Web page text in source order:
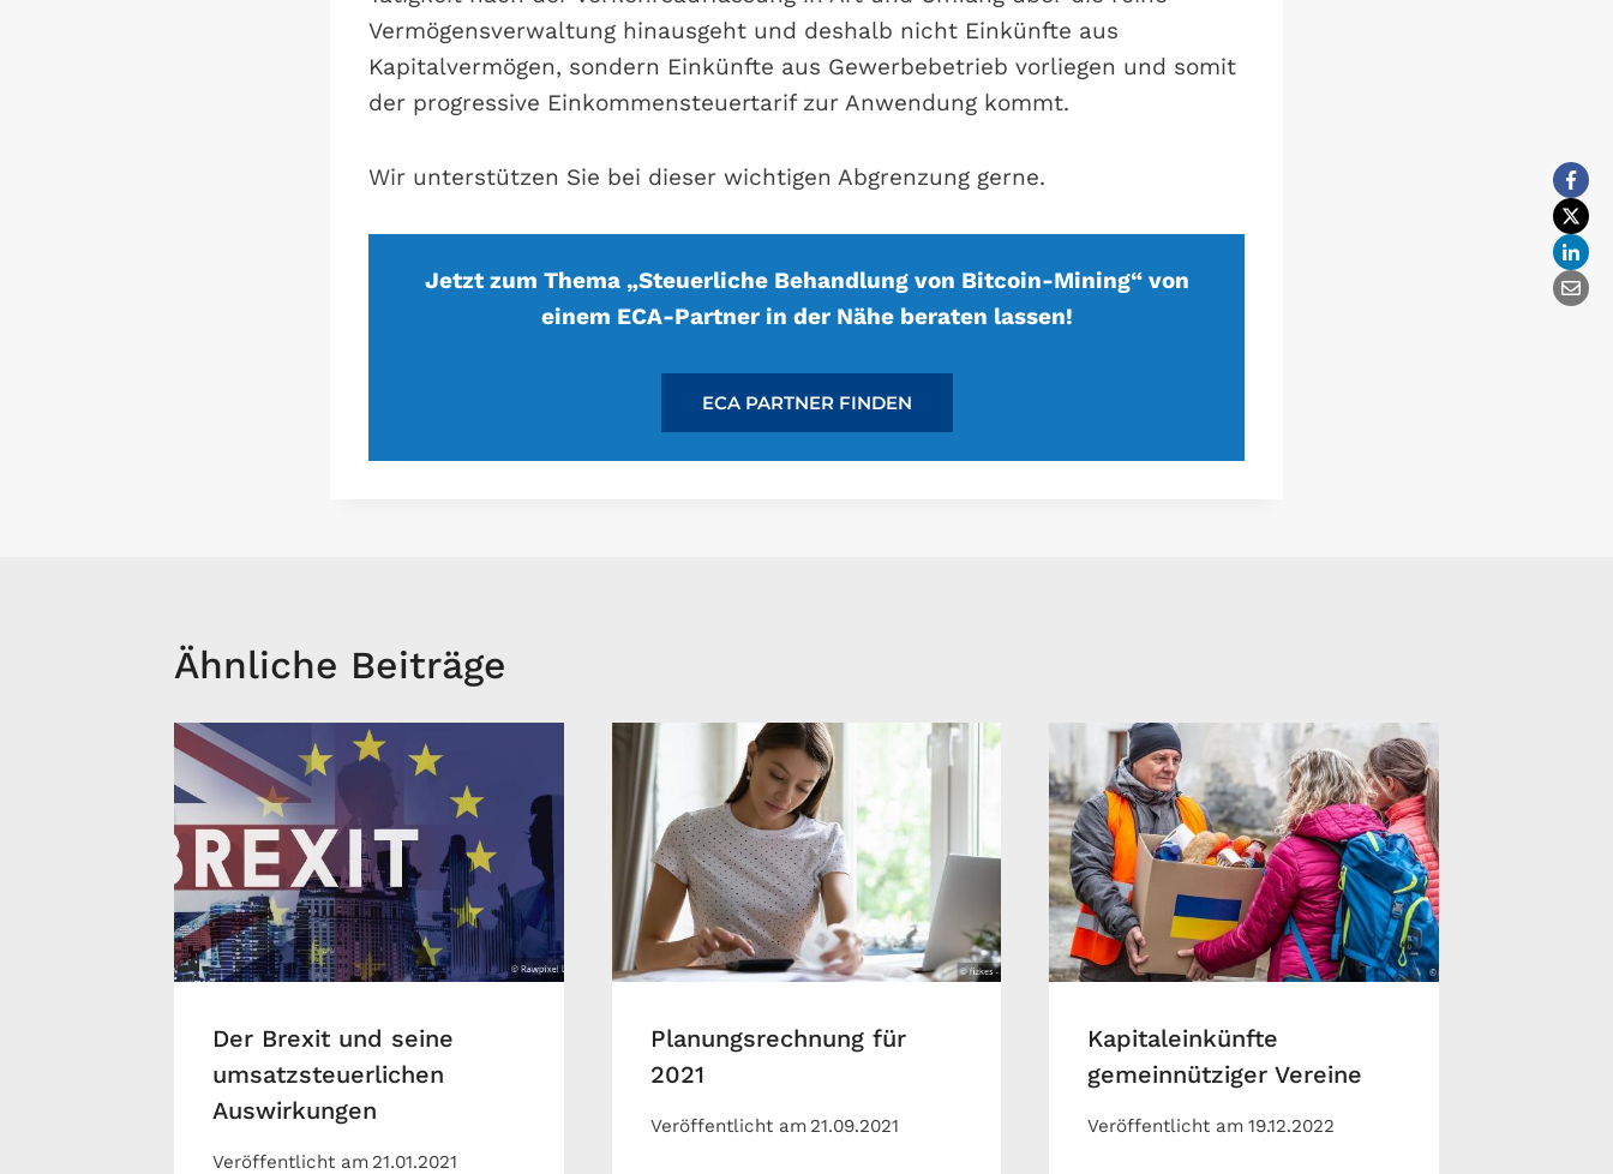
Vermögensverwaltung hinausgeht und deshalb nicht Einkünfte aus
Kapitalvermögen, sondern Einkünfte aus Gewerbebetrieb vorliegen und somit
der progressive Einkommensteuertarif zur Anwendung kommt.
Wir unterstützen Sie bei dieser wichtigen Abgrenzung gerne.
Jetzt zum Thema „Steuerliche Behandlung von Bitcoin-Mining“ von
einem ECA-Partner in der Nähe beraten lassen!
ECA PARTNER FINDEN
Ähnliche Beiträge
Der Brexit und seine
umsatzsteuerlichen
Auswirkungen
Veröffentlicht am 21.01.2021
Planungsrechnung für
2021
Veröffentlicht am 21.09.2021
Kapitaleinkünfte
gemeinnütziger Vereine
Veröffentlicht am 19.12.2022